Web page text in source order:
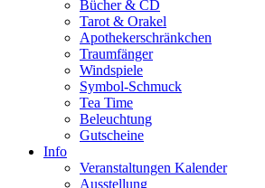
Bücher & CD
Tarot & Orakel
Apothekerschränkchen
Traumfänger
Windspiele
Symbol-Schmuck
Tea Time
Beleuchtung
Gutscheine
Info
Veranstaltungen Kalender
Ausstellung